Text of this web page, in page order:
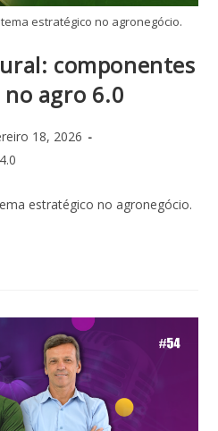
estratégico no agronegócio.
componentes
agro 6.0
18, 2026
estratégico no agronegócio.